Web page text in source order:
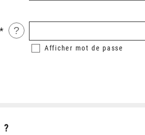
?
Afficher mot de passe
?